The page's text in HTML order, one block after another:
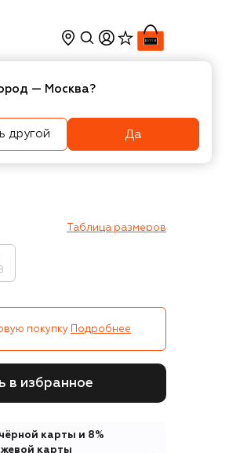
Интерьер
Таблица размеров
покупку Подробнее
в избранное
карты и 8%
карты
— Москва?
другой Да